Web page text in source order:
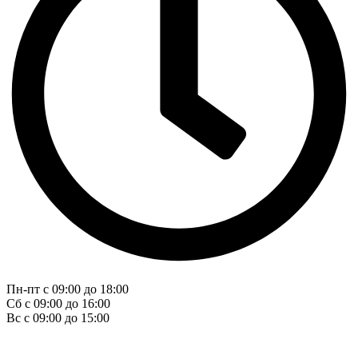
Пн-пт с 09:00 до 18:00
Сб с 09:00 до 16:00
Вс с 09:00 до 15:00